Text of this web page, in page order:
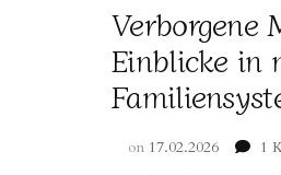
Verborgene
Einblicke in
on 17.02.2026 1